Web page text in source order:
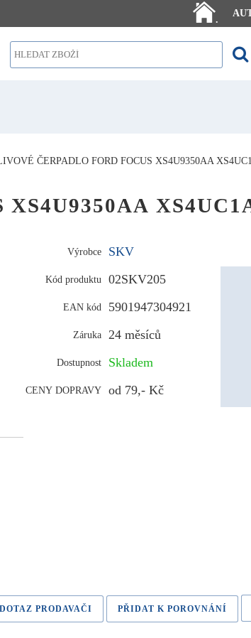
.
ČERPADLO FORD FOCUS XS4U9350AA
Výrobce SKV
Kód produktu 02SKV205
EAN kód 5901947304921
Záruka 24 měsíců
Dostupnost Skladem
CENY DOPRAVY od 79,- Kč
DOTAZ PRODAVAČI PŘIDAT K POROVNÁNÍ